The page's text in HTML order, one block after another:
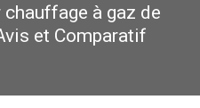
à gaz de
et Comparatif